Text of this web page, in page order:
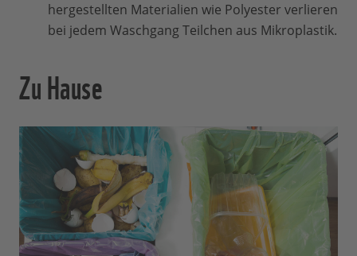
hergestellten Materialien wie Polyester verlieren
bei jedem Waschgang Teilchen aus Mikroplastik.
Zu Hause